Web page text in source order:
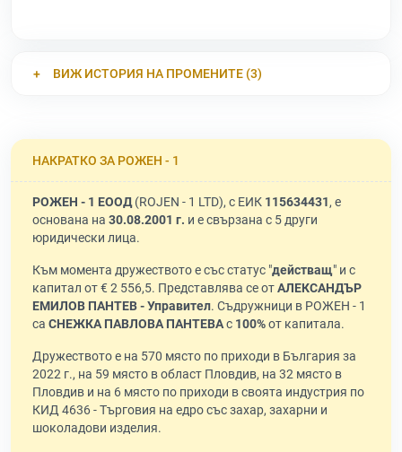
ВИЖ ИСТОРИЯ НА ПРОМЕНИТЕ (3)
НАКРАТКО ЗА РОЖЕН - 1
РОЖЕН - 1 ЕООД(ROJEN - 1 LTD), с ЕИК 115634431, е
основана на 30.08.2001 г. и е свързана с 5 други
юридически лица.
Към момента дружеството е със статус "действащ" и с
капитал от € 2 556,5. Представлява се отАЛЕКСАНДЪР
ЕМИЛОВ ПАНТЕВ - Управител. Съдружници в РОЖЕН - 1
са СНЕЖКА ПАВЛОВА ПАНТЕВАс 100%от капитала.
Дружеството е на 570 място по приходи в България за
2022 г., на 59 място в област Пловдив, на 32 място в
Пловдив и на 6 място по приходи в своята индустрия по
КИД 4636 - Търговия на едро със захар, захарни и
шоколадови изделия.